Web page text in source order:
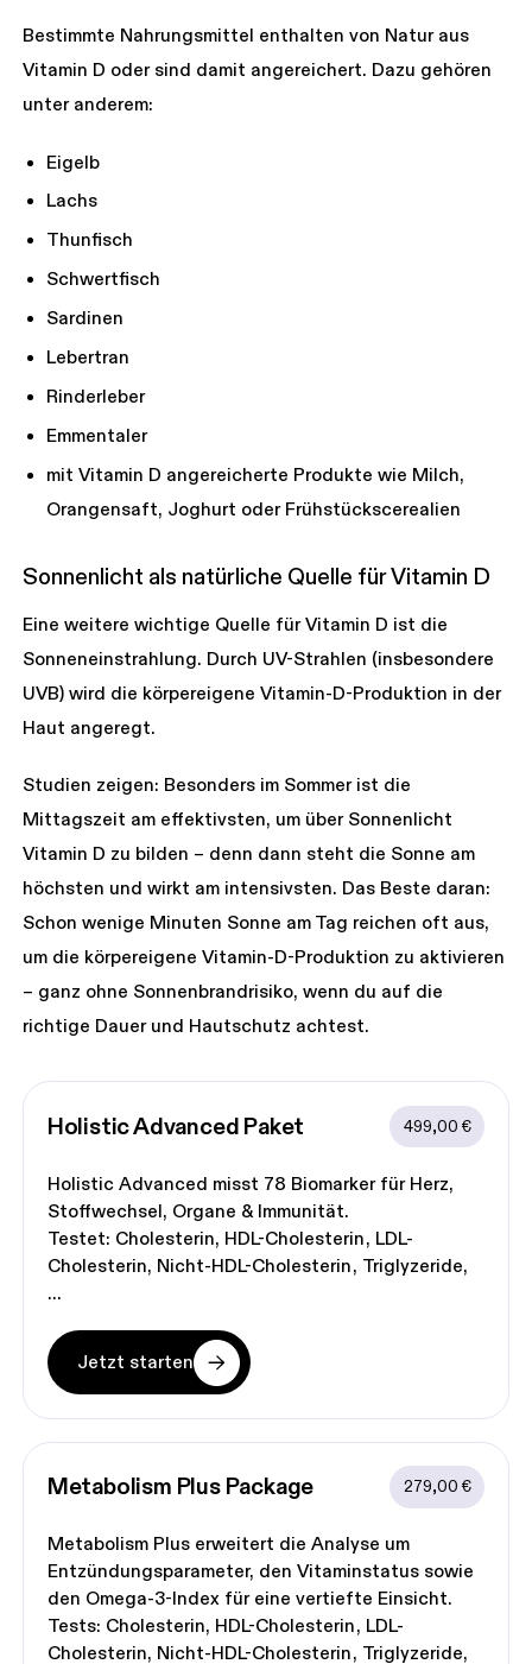
Bestimmte Nahrungsmittel enthalten von Natur aus
Vitamin D oder sind damit angereichert. Dazu gehören
unter anderem:
Eigelb
Lachs
Thunfisch
Schwertfisch
Sardinen
Lebertran
Rinderleber
Emmentaler
mit Vitamin D angereicherte Produkte wie Milch,
Orangensaft, Joghurt oder Frühstückscerealien
Sonnenlicht als natürliche Quelle für Vitamin D
Eine weitere wichtige Quelle für Vitamin D ist die
Sonneneinstrahlung. Durch UV-Strahlen (insbesondere
UVB) wird die körpereigene Vitamin-D-Produktion in der
Haut angeregt.
Studien zeigen: Besonders im Sommer ist die
Mittagszeit am effektivsten, um über Sonnenlicht
Vitamin D zu bilden – denn dann steht die Sonne am
höchsten und wirkt am intensivsten. Das Beste daran:
Schon wenige Minuten Sonne am Tag reichen oft aus,
um die körpereigene Vitamin-D-Produktion zu aktivieren
– ganz ohne Sonnenbrandrisiko, wenn du auf die
richtige Dauer und Hautschutz achtest.
Holistic Advanced Paket 499,00 €
Holistic Advanced misst 78 Biomarker für Herz,
Stoffwechsel, Organe & Immunität.
Testet: Cholesterin HDL-Cholesterin LDL-
Cholesterin Nicht-HDL-Cholesterin Triglyzeride
Jetzt starten
Metabolism Plus Package 279,00 €
Metabolism Plus erweitert die Analyse um
Entzündungsparameter, den Vitaminstatus sowie
den Omega-3-Index für eine vertiefte Einsicht.
Tests: Cholesterin HDL-Cholesterin LDL-
Cholesterin Nicht-HDL-Cholesterin Triglyzeride